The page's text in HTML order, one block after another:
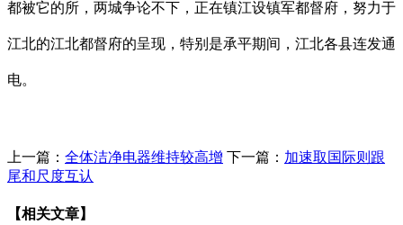
都被它的所，两城争论不下，正在镇江设镇军都督府，努力于
江北的江北都督府的呈现，特别是承平期间，江北各县连发通
电。
上一篇： 全体洁净电器维持较高增 下一篇： 加速取国际则跟
尾和尺度互认
【相关文章】